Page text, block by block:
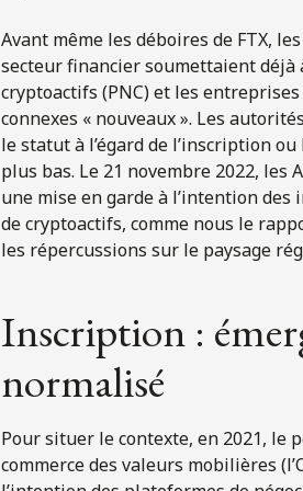
Avant même les déboires de FTX,
secteur financier soumettaient
cryptoactifs (PNC) et les
connexes « nouveaux ». Les
le statut à l’égard de l’inscription
plus bas. Le 21 novembre 2022,
une mise en garde à l’intention
de cryptoactifs, comme nous le
les répercussions sur le paysage
Inscription :
normalisé
Pour situer le contexte, en 2021, le
commerce des valeurs mobilières